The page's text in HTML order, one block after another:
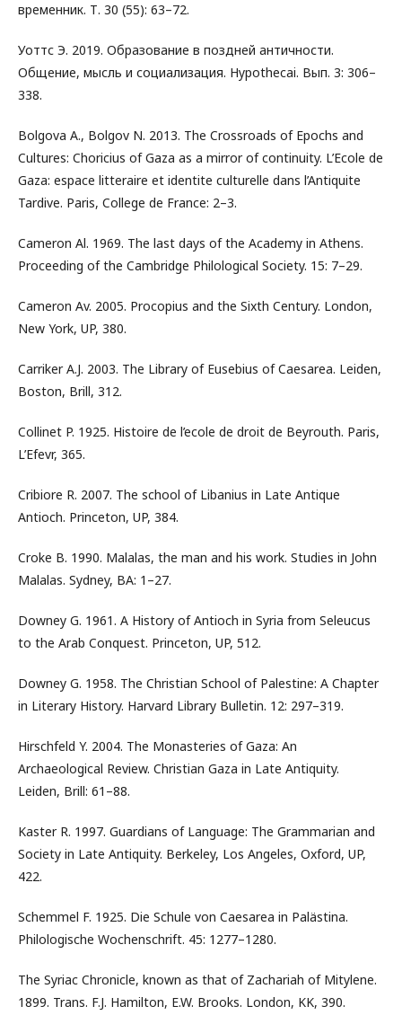
временник. Т. 30 (55): 63–72.
Уоттс Э. 2019. Образование в поздней античности.
Общение, мысль и социализация. Hypothecai. Вып. 3: 306–
338.
Bolgova A., Bolgov N. 2013. The Crossroads of Epochs and
Cultures: Choricius of Gaza as a mirror of continuity. L’Ecole de
Gaza: espace litteraire et identite culturelle dans l’Antiquite
Tardive. Paris, College de France: 2–3.
Cameron Al. 1969. The last days of the Academy in Athens.
Proceeding of the Cambridge Philological Society. 15: 7–29.
Cameron Av. 2005. Procopius and the Sixth Century. London,
New York, UP, 380.
Carriker A.J. 2003. The Library of Eusebius of Caesarea. Leiden,
Boston, Brill, 312.
Collinet P. 1925. Histoire de l’ecole de droit de Beyrouth. Paris,
L’Efevr, 365.
Cribiore R. 2007. The school of Libanius in Late Antique
Antioch. Princeton, UP, 384.
Croke B. 1990. Malalas, the man and his work. Studies in John
Malalas. Sydney, BA: 1–27.
Downey G. 1961. A History of Antioch in Syria from Seleucus
to the Arab Conquest. Princeton, UP, 512.
Downey G. 1958. The Christian School of Palestine: A Chapter
in Literary History. Harvard Library Bulletin. 12: 297–319.
Hirschfeld Y. 2004. The Monasteries of Gaza: An
Archaeological Review. Christian Gaza in Late Antiquity.
Leiden, Brill: 61–88.
Kaster R. 1997. Guardians of Language: The Grammarian and
Society in Late Antiquity. Berkeley, Los Angeles, Oxford, UP,
422.
Schemmel F. 1925. Die Schule von Caesarea in Palästina.
Philologische Wochenschrift. 45: 1277–1280.
The Syriac Chronicle, known as that of Zachariah of Mitylene.
1899. Trans. F.J. Hamilton, E.W. Brooks. London, KK, 390.